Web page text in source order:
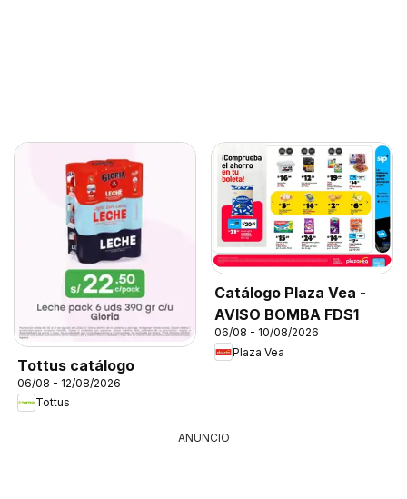
Tottus catálogo
06/08 - 12/08/2026
Tottus
Catálogo Plaza Vea -
AVISO BOMBA FDS1
06/08 - 10/08/2026
Plaza Vea
ANUNCIO